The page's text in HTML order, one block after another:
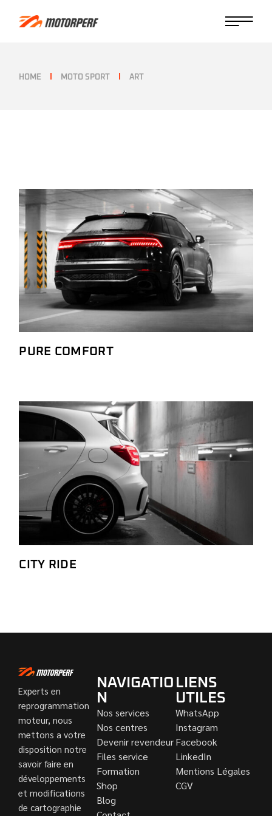
HOME MOTO SPORT ART
PURE COMFORT
CITY RIDE
Experts en
reprogrammation
moteur, nous
mettons a votre
disposition notre
savoir faire en
développements
et modifications
de cartographie
NAVIGATIO
N
Nos services
Nos centres
Devenir revendeur
Files service
Formation
Shop
Blog
LIENS
UTILES
WhatsApp
Instagram
Facebook
LinkedIn
Mentions Légales
CGV